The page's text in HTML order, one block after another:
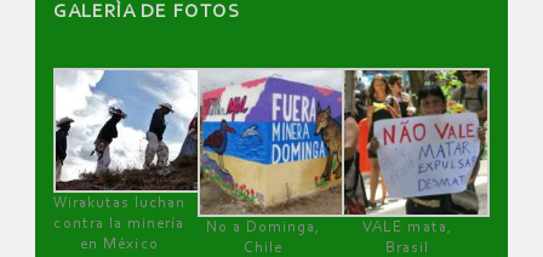
GALERÌA DE FOTOS
Wirakutas luchan
contra la minería
en México
No a Dominga,
Chile
VALE mata,
Brasil